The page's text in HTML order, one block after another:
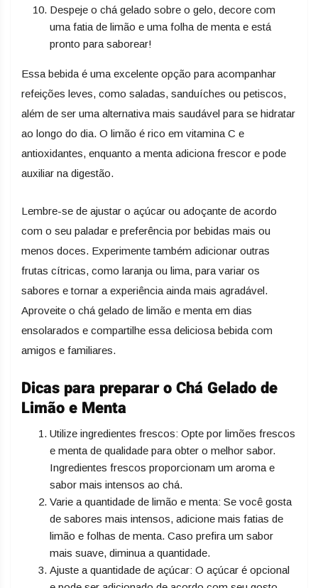
Despeje o chá gelado sobre o gelo, decore com
uma fatia de limão e uma folha de menta e está
pronto para saborear!
Essa bebida é uma excelente opção para acompanhar
refeições leves, como saladas, sanduíches ou petiscos,
além de ser uma alternativa mais saudável para se hidratar
ao longo do dia. O limão é rico em vitamina C e
antioxidantes, enquanto a menta adiciona frescor e pode
auxiliar na digestão.
Lembre-se de ajustar o açúcar ou adoçante de acordo
com o seu paladar e preferência por bebidas mais ou
menos doces. Experimente também adicionar outras
frutas cítricas, como laranja ou lima, para variar os
sabores e tornar a experiência ainda mais agradável.
Aproveite o chá gelado de limão e menta em dias
ensolarados e compartilhe essa deliciosa bebida com
amigos e familiares.
Dicas para preparar o Chá Gelado de
Limão e Menta
Utilize ingredientes frescos: Opte por limões frescos
e menta de qualidade para obter o melhor sabor.
Ingredientes frescos proporcionam um aroma e
sabor mais intensos ao chá.
Varie a quantidade de limão e menta: Se você gosta
de sabores mais intensos, adicione mais fatias de
limão e folhas de menta. Caso prefira um sabor
mais suave, diminua a quantidade.
Ajuste a quantidade de açúcar: O açúcar é opcional